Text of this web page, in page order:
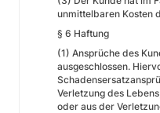
unmittelbaren Kosten
§ 6 Haftung
(1) Ansprüche des
ausgeschlossen.
Verletzung des
oder aus der